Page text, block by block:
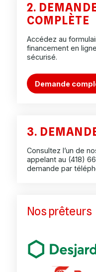
2.
COMPLÈTE
Accédez au
financement en
sécurisé.
Demande
3.
Consultez l’un de
appelant au (418)
demande par
Nos prêteurs